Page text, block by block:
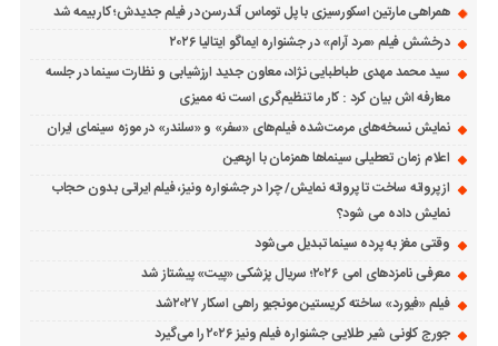
همراهی مارتین اسکورسیزی با پل توماس ٱندرسن در فیلم جدیدش؛ کار بیمه شد
درخشش فیلم «مرد آرام» در جشنواره ایماگو ایتالیا ۲۰۲۶
سید محمد مهدی طباطبایی نژاد، معاون جدید ارزشیابی و نظارت سینما در جلسه
معارفه اش بیان کرد : کار ما تنظیم‌گری است نه ممیزی
نمایش نسخه‌های مرمت‌شده فیلم‌های «سفر» و «سلندر» در موزه سینمای ایران
اعلام زمان تعطیلی سینماها همزمان با اربعین
از پروانه ساخت تا پروانه نمایش/ چرا در جشنواره ونیز، فیلم ایرانی بدون حجاب
نمایش داده می شود؟
وقتی مغز به پرده سینما تبدیل می‌شود
معرفی نامزدهای امی ۲۰۲۶؛ سریال پزشکی «پیت» پیشتاز شد
فیلم «فیورد» ساخته کریستین مونجیو راهی اسکار ۲۰۲۷شد
جورج کلونی شیر طلایی جشنواره فیلم ونیز ۲۰۲۶ را می‌گیرد